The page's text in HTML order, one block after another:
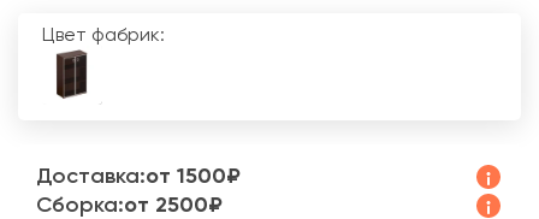
Цвет фабрик:
Доставка:от 1500₽
Сборка:от 2500₽